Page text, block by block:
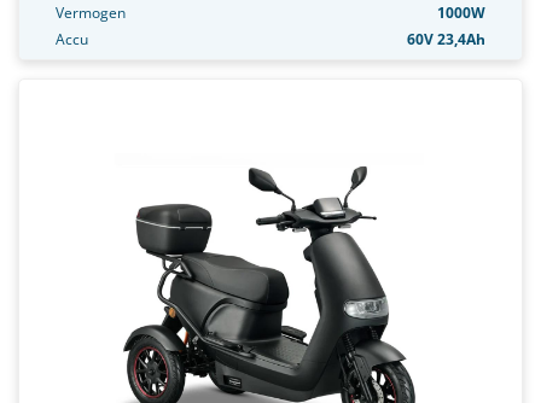
Vermogen
1000W
Accu
60V 23,4Ah